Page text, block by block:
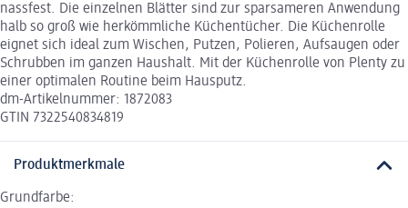
nassfest. Die einzelnen Blätter sind zur sparsameren Anwendung
halb so groß wie herkömmliche Küchentücher. Die Küchenrolle
eignet sich ideal zum Wischen, Putzen, Polieren, Aufsaugen oder
Schrubben im ganzen Haushalt. Mit der Küchenrolle von Plenty zu
einer optimalen Routine beim Hausputz.
dm-Artikelnummer: 1872083
GTIN 7322540834819
Produktmerkmale
Grundfarbe: